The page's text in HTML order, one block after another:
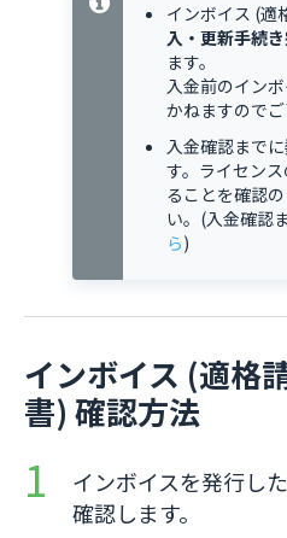
インボイス (適
入・更新手続
ます。
入金前のイン
かねますのでご
入金確認まで
す。ライセン
ることを確認
い。(入金確認
ら)
インボイス (適格
書) 確認方法
インボイスを発行し
確認します。